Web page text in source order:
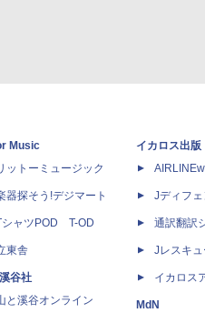
Music
ットーミュージック
器探そう!デジマート
シャツPOD T-OD
東舎
谷社
と溪谷オンライン
イカロス出版
Jディフ
通訳翻訳
Jレスキ
イカロス
MdN